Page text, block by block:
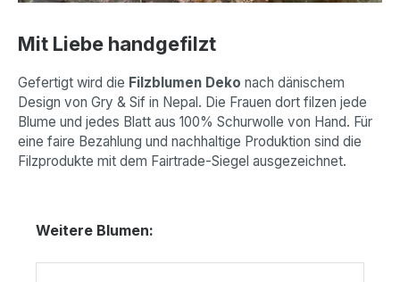
Mit Liebe handgefilzt
Gefertigt wird die Filzblumen Deko nach dänischem
Design von Gry & Sif in Nepal. Die Frauen dort filzen jede
Blume und jedes Blatt aus 100% Schurwolle von Hand. Für
eine faire Bezahlung und nachhaltige Produktion sind die
Filzprodukte mit dem Fairtrade-Siegel ausgezeichnet.
Produktgalerie überspringen
Weitere Blumen: